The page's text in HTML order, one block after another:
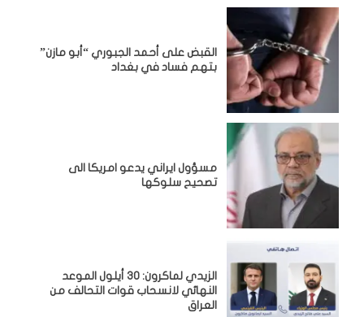
القبض على أحمد الجبوري “أبو مازن”
بتهم فساد في بغداد
مسؤول ايراني يدعو امريكا الى
تصحيح سلوكها
الزيدي لماكرون: 30 أيلول الموعد
النهائي لانسحاب قوات التحالف من
العراق